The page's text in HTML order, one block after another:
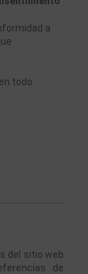
a
todo
del sitio web
de